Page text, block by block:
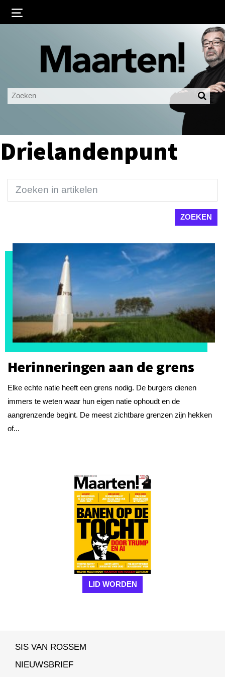
Ingelogd blijven
LOGIN
Drielandenpunt
Herinneringen aan de grens
Elke echte natie heeft een grens nodig. De burgers dienen
immers te weten waar hun eigen natie ophoudt en de
aangrenzende begint. De meest zichtbare grenzen zijn hekken
of...
LID WORDEN
SIS VAN ROSSEM
NIEUWSBRIEF